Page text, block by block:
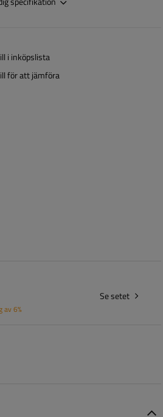
i inköpslista
för att jämföra
av 6%
Se setet